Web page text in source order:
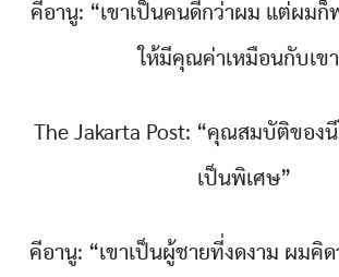
คีอานู: “เขาเป็นคนดีกว่าผม แต่ผมก็
ให้มีคุณค่าเหมือนกับเข
The Jakarta Post: “คุณสมบัติของ
เป็นพิเศษ”
คีอานู: “เขาเป็นผู้ชายที่งดงาม ผมคิ